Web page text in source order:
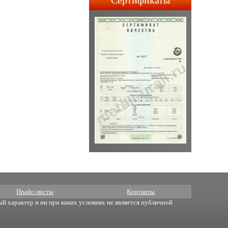
строительства АПЛ 4-го и
5-го поколений.
Прайс-листы Контакты
характер и ни при каких условиях не является публичной